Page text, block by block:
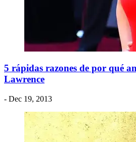
5 rápidas razones de por qué
Lawrence
- Dec 19, 2013